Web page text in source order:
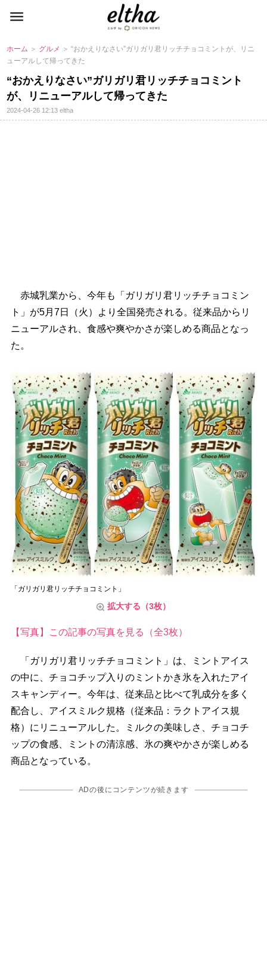
ホーム ＞ グルメ ＞ “おかえりなさい”ガリガリ君リッチチョコミントが、リニ
ューアルして帰ってきた
“おかえりなさい”ガリガリ君リッチチョコミント
が、リニューアルして帰ってきた
2024-04-26 12:13eltha
赤城乳業から、今年も「ガリガリ君リッチチョコミン
ト」が5月7日（火）より全国発売される。従来品からリ
ニューアルされ、食感や爽やかさが楽しめる商品となっ
た。
「ガリガリ君リッチチョコミント」
拡大する（3枚）
【写真】この記事の写真を見る（全3枚）
「ガリガリ君リッチチョコミント」は、ミントアイス
の中に、チョコチップ入りのミントかき氷を入れたアイ
スキャンディー。今年は、従来品と比べて乳成分を多く
配合し、アイスミルク規格（従来品：ラクトアイス規
格）にリニューアルした。ミルクの美味しさ、チョコチ
ップの食感、ミントの清涼感、氷の爽やかさが楽しめる
商品となっている。
ADの後にコンテンツが続きます